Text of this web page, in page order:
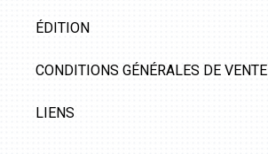
ÉDITION
CONDITIONS GÉNÉRALES DE VENTE
LIENS